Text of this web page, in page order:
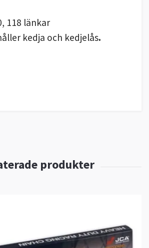
118 länkar
kedja och kedjelås.